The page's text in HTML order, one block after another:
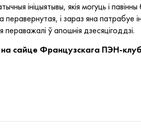
ініцыятывы, якія могуць і
і зараз яна патрабуе
ў апошнія дзесяцігоддзі.
сайце Французскага ПЭН-